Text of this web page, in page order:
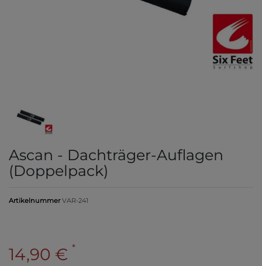
Ascan - Dachträger-Auflagen
(Doppelpack)
ArtikelnummerVAR-241
14,90 € *